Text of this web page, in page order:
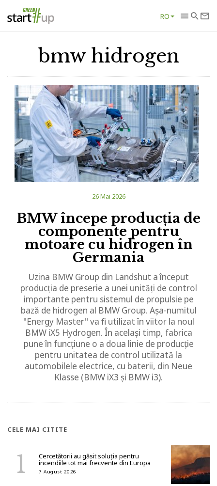
RO
bmw hidrogen
26 Mai 2026
BMW începe producția de
componente pentru
motoare cu hidrogen în
Germania
Uzina BMW Group din Landshut a început
producția de preserie a unei unități de control
importante pentru sistemul de propulsie pe
bază de hidrogen al BMW Group. Așa-numitul
"Energy Master" va fi utilizat în viitor la noul
BMW iX5 Hydrogen. În același timp, fabrica
pune în funcțiune o a doua linie de producție
pentru unitatea de control utilizată la
automobilele electrice, cu baterii, din Neue
Klasse (BMW iX3 și BMW i3).
CELE MAI CITITE
Cercetătorii au găsit soluția pentru
incendiile tot mai frecvente din Europa
7 August 2026